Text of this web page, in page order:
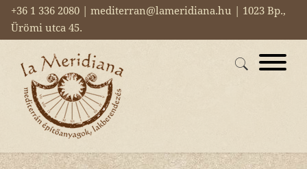
+36 1 336 2080 | mediterran@lameridiana.hu | 1023 Bp.,
Ürömi utca 45.